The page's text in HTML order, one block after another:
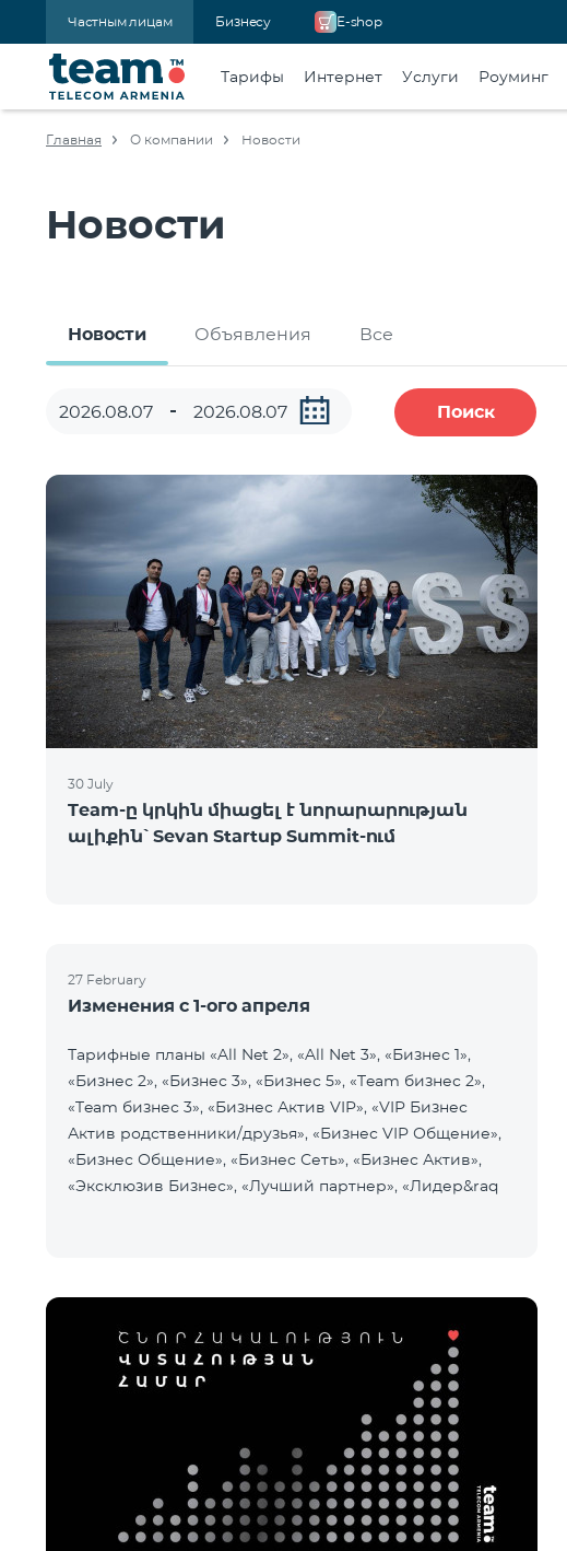
Частным лицам Бизнесу E-shop
Тарифы Интернет Услуги Роуминг
Главная О компании Новости
Новости
Новости Объявления Все
Поиск
30 July
Team-ը կրկին միացել է նորարարության
ալիքին՝ Sevan Startup Summit-ում
27 February
Изменения с 1-ого апреля
Тарифные планы «All Net 2», «All Net 3», «Бизнес 1»,
«Бизнес 2», «Бизнес 3», «Бизнес 5», «Team бизнес 2»,
«Team бизнес 3», «Бизнес Актив VIP», «VIP Бизнес
Актив родственники/друзья», «Бизнес VIP Общение»,
«Бизнес Общение», «Бизнес Сеть», «Бизнес Актив»,
«Эксклюзив Бизнес», «Лучший партнер», «Лидер&raq